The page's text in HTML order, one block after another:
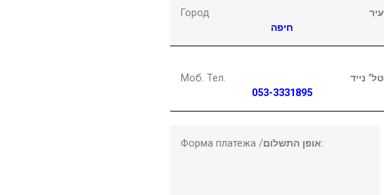
Город
עיר
חיפה
Моб. Тел.
טל' נייד
053-3331895
Форма платежа /אופן התשלום: